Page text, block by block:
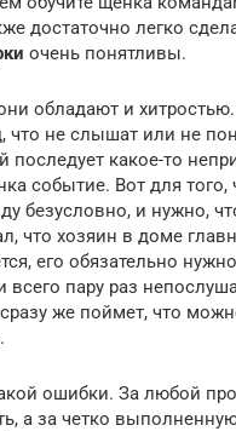
достаточно легко
очень понятливы.
обладают и
что не слышат или не
последует какое-то
событие. Вот для того,
безусловно, и нужно,
что хозяин в доме
его обязательно нужно
всего пару раз
же поймет, что
ошибки. За любой
а за четко